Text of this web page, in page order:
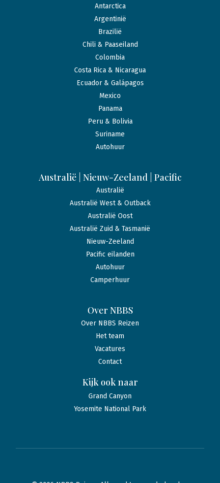
Antarctica
Argentinië
Brazilië
Chili & Paaseiland
Colombia
Costa Rica & Nicaragua
Ecuador & Galápagos
Mexico
Panama
Peru & Bolivia
Suriname
Autohuur
Australië | Nieuw-Zeeland | Pacific
Australië
Australië West & Outback
Australië Oost
Australië Zuid & Tasmanië
Nieuw-Zeeland
Pacific eilanden
Autohuur
Camperhuur
Over NBBS
Over NBBS Reizen
Het team
Vacatures
Contact
Kijk ook naar
Grand Canyon
Yosemite National Park